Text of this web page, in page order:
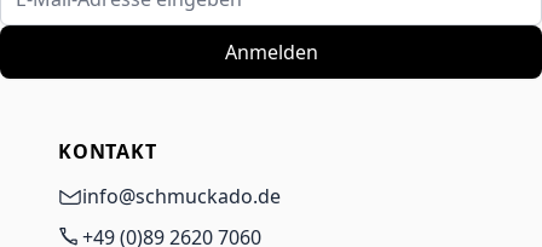
Anmelden
KONTAKT
info@schmuckado.de
+49 (0)89 2620 7060